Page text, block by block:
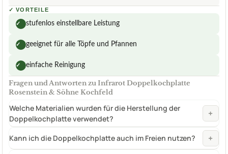
✓ VORTEILE
✓ stufenlos einstellbare Leistung
✓ geeignet für alle Töpfe und Pfannen
✓ einfache Reinigung
Fragen und Antworten zu Infrarot Doppelkochplatte
Rosenstein & Söhne Kochfeld
Welche Materialien wurden für die Herstellung der
Doppelkochplatte verwendet?
+
Kann ich die Doppelkochplatte auch im Freien nutzen? +